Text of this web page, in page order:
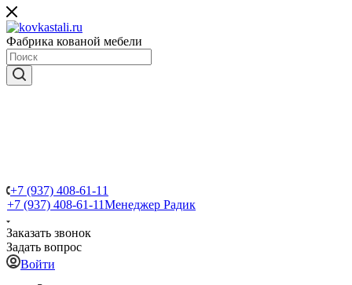
Фабрика кованой мебели
+7 (937) 408-61-11
+7 (937) 408-61-11Менеджер Радик
Заказать звонок
Задать вопрос
Войти